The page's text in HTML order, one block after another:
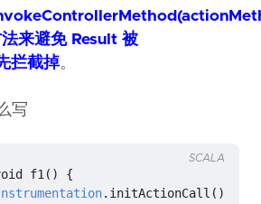
来避免 Result 被
拦截掉。
写
f1()
{
. initActionCall ();
SCALA